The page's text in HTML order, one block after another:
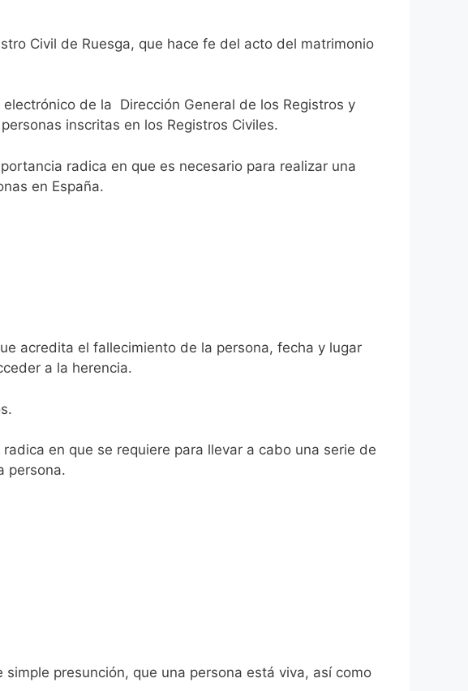
Civil de Ruesga, que hace fe del acto del matrimonio
de la Dirección General de los Registros y
inscritas en los Registros Civiles.
radica en que es necesario para realizar una
en España.
acredita el fallecimiento de la persona, fecha y lugar
a la herencia.
en que se requiere para llevar a cabo una serie de
persona.
presunción, que una persona está viva, así como